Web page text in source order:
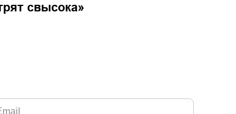
свысока»